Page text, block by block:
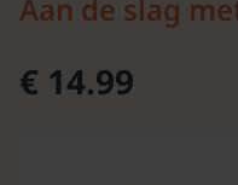
Aan de slag
€ 14.99